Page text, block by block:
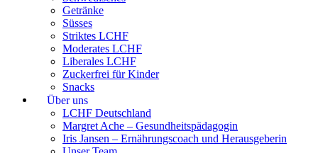
Getränke
Süsses
Striktes LCHF
Moderates LCHF
Liberales LCHF
Zuckerfrei für Kinder
Snacks
Über uns
LCHF Deutschland
Margret Ache – Gesundheitspädagogin
Iris Jansen – Ernährungscoach und Herausgeberin